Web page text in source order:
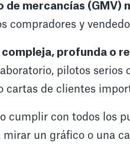
de mercancías (GMV)
compradores y
compleja, profunda o
pilotos serios
cartas de clientes
cumplir con todos los
mirar un gráfico o una